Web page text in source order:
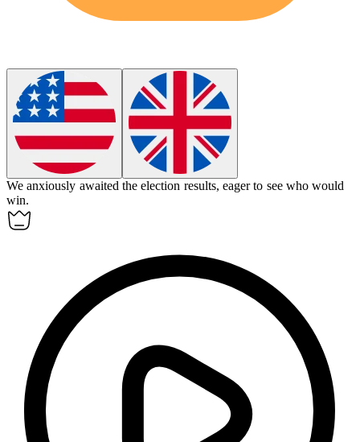
We anxiously awaited the election results, eager to see who would
win.